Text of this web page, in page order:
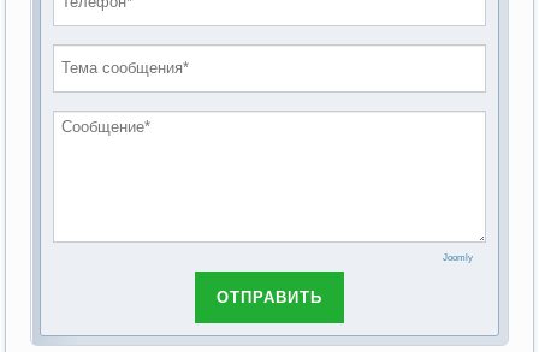
обсуждению Федерального закона Российской
основах социального обслуживания граждан в
2019 год
2018 год
Joomly
ОТПРАВИТЬ